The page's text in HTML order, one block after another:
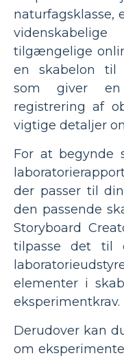
naturfagsklasse,
tilgængelige
en skabelon til
som giver
registrering af
vigtige detaljer
For at begynde
der passer til
den passende
Storyboard
tilpasse det til
elementer i
eksperimentkrav.
Derudover kan
om